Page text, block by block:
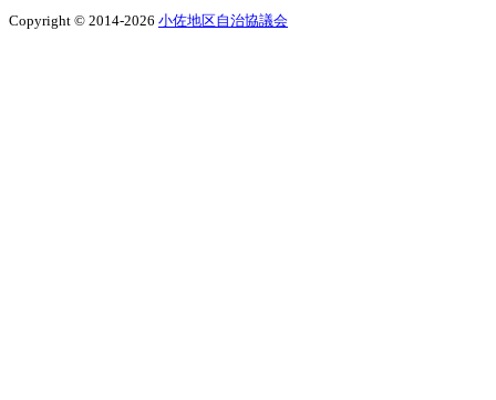
Copyright © 2014-2026 小佐地区自治協議会